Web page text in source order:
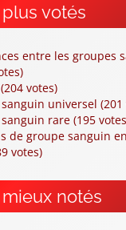
votés
entre les groupes
votes)
universel (201
rare (195
de groupe sanguin
votes)
notés